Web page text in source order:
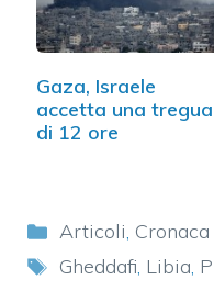
Gaza, Israele
accetta una tregua
di 12 ore
Categorie
Articoli, Cronaca
Tag
Gheddafi, Libia,